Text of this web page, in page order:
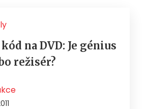
na DVD: Je génius
režisér?